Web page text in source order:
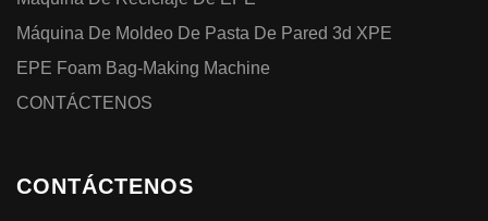
Máquina De Moldeo De Pasta De Pared 3d XPE
EPE Foam Bag-Making Machine
CONTÁCTENOS
CONTÁCTENOS